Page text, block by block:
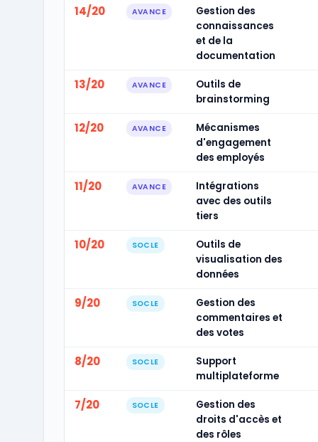
14/20 AVANCE
Gestion des
connaissances
et de la
documentation
13/20 AVANCE
Outils de
brainstorming
12/20 AVANCE
Mécanismes
d'engagement
des employés
11/20 AVANCE
Intégrations
avec des outils
tiers
10/20 SOCLE
Outils de
visualisation des
données
9/20 SOCLE
Gestion des
commentaires et
des votes
8/20 SOCLE
Support
multiplateforme
7/20 SOCLE
Gestion des
droits d'accès et
des rôles